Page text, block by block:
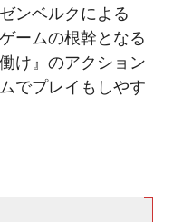
ンベルクによる
ームの根幹となる
け』のアクション
でプレイもしやす